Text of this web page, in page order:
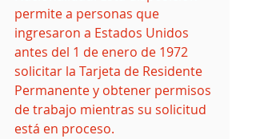
permite a personas que
ingresaron a Estados Unidos
antes del 1 de enero de 1972
solicitar la Tarjeta de Residente
Permanente y obtener permisos
de trabajo mientras su solicitud
está en proceso.